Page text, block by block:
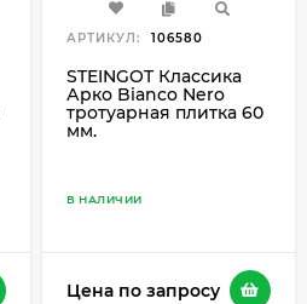
АРТИКУЛ: 106580
STEINGOT Классика
Арко Bianco Nero
тротуарная плитка 60
мм.
В НАЛИЧИИ
Цена по запросу